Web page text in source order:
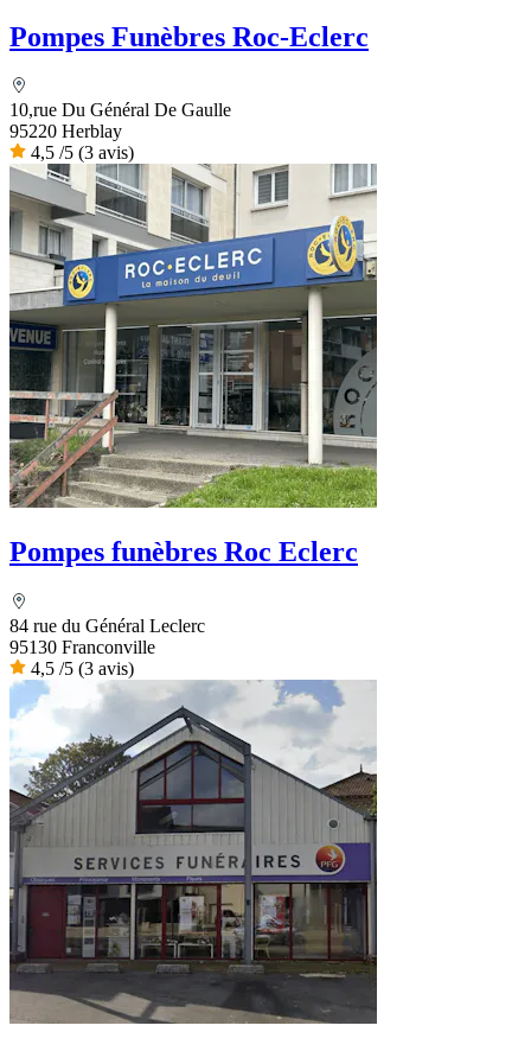
Pompes Funèbres Roc-Eclerc
10,rue Du Général De Gaulle
95220 Herblay
4,5 /5 (3 avis)
Pompes funèbres Roc Eclerc
84 rue du Général Leclerc
95130 Franconville
4,5 /5 (3 avis)